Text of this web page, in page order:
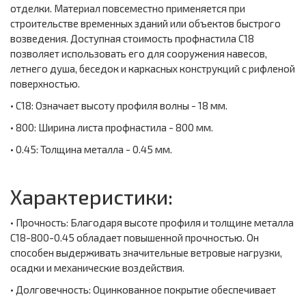
отделки. Материал повсеместно применяется при
строительстве временных зданий или объектов быстрого
возведения. Доступная стоимость профнастила С18
позволяет использовать его для сооружения навесов,
летнего душа, беседок и каркасных конструкций с рифленой
поверхностью.
• С18: Означает высоту профиля волны - 18 мм.
• 800: Ширина листа профнастила - 800 мм.
• 0.45: Толщина металла - 0.45 мм.
Характеристики:
• Прочность: Благодаря высоте профиля и толщине металла
С18-800-0.45 обладает повышенной прочностью. Он
способен выдерживать значительные ветровые нагрузки,
осадки и механические воздействия.
• Долговечность: Оцинкованное покрытие обеспечивает